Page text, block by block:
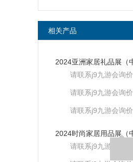
相关产品
请联系j9九游会询价
请联系j9九游会询价
请联系j9九游会询价
请联系j9九游会询价